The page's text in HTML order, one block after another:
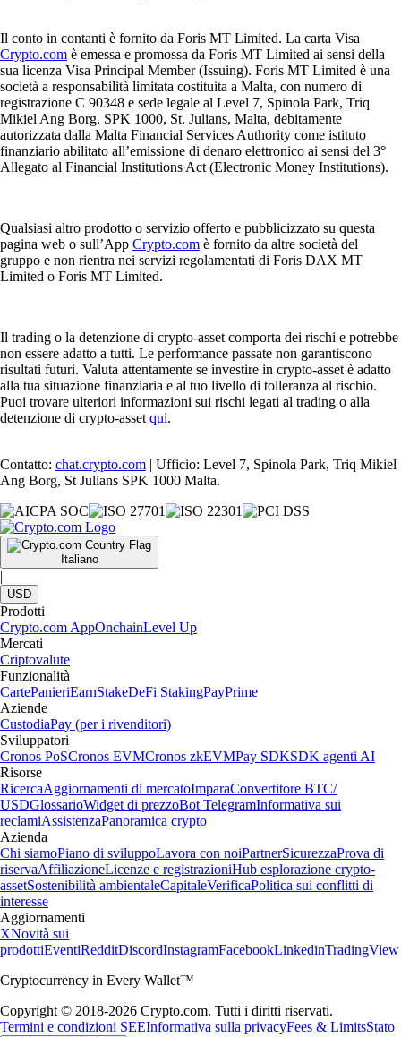
Il conto in contanti è fornito da Foris MT Limited. La carta Visa
Crypto.com è emessa e promossa da Foris MT Limited ai sensi della
sua licenza Visa Principal Member (Issuing). Foris MT Limited è una
società a responsabilità limitata costituita a Malta, con numero di
registrazione C 90348 e sede legale al Level 7, Spinola Park, Triq
Mikiel Ang Borg, SPK 1000, St. Julians, Malta, debitamente
autorizzata dalla Malta Financial Services Authority come istituto
finanziario abilitato all’emissione di denaro elettronico ai sensi del 3°
Allegato al Financial Institutions Act (Electronic Money Institutions).
Qualsiasi altro prodotto o servizio offerto e pubblicizzato su questa
pagina web o sull’App Crypto.com è fornito da altre società del
gruppo e non rientra nei servizi regolamentati di Foris DAX MT
Limited o Foris MT Limited.
Il trading o la detenzione di crypto-asset comporta dei rischi e potrebbe
non essere adatto a tutti. Le performance passate non garantiscono
risultati futuri. Valuta attentamente se investire in crypto-asset è adatto
alla tua situazione finanziaria e al tuo livello di tolleranza al rischio.
Puoi trovare ulteriori informazioni sui rischi legati al trading o alla
detenzione di crypto-asset qui.
Contatto: chat.crypto.com | Ufficio: Level 7, Spinola Park, Triq Mikiel
Ang Borg, St Julians SPK 1000 Malta.
Italiano
|
USD
Prodotti
Crypto.com AppOnchainLevel Up
Mercati
Criptovalute
Funzionalità
CartePanieriEarnStakeDeFi StakingPayPrime
Aziende
CustodiaPay (per i rivenditori)
Sviluppatori
Cronos PoSCronos EVMCronos zkEVMPay SDKSDK agenti AI
Risorse
RicercaAggiornamenti di mercatoImparaConvertitore BTC/
USDGlossarioWidget di prezzoBot TelegramInformativa sui
reclamiAssistenzaPanoramica crypto
Azienda
Chi siamoPiano di sviluppoLavora con noiPartnerSicurezzaProva di
riservaAffiliazioneLicenze e registrazioniHub esplorazione crypto-
assetSostenibilità ambientaleCapitaleVerificaPolitica sui conflitti di
interesse
Aggiornamenti
XNovità sui
prodottiEventiRedditDiscordInstagramFacebookLinkedinTradingView
Cryptocurrency in Every Wallet™
Copyright © 2018-2026 Crypto.com. Tutti i diritti riservati.
Termini e condizioni SEEInformativa sulla privacyFees & LimitsStato